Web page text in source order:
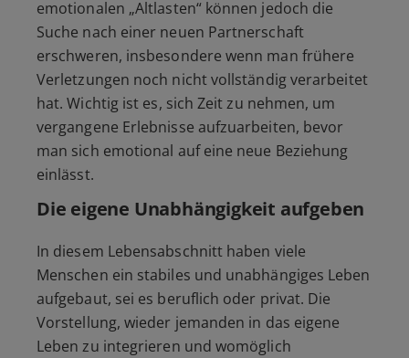
emotionalen „Altlasten“ können jedoch die
Suche nach einer neuen Partnerschaft
erschweren, insbesondere wenn man frühere
Verletzungen noch nicht vollständig verarbeitet
hat. Wichtig ist es, sich Zeit zu nehmen, um
vergangene Erlebnisse aufzuarbeiten, bevor
man sich emotional auf eine neue Beziehung
einlässt.
Die eigene Unabhängigkeit aufgeben
In diesem Lebensabschnitt haben viele
Menschen ein stabiles und unabhängiges Leben
aufgebaut, sei es beruflich oder privat. Die
Vorstellung, wieder jemanden in das eigene
Leben zu integrieren und womöglich